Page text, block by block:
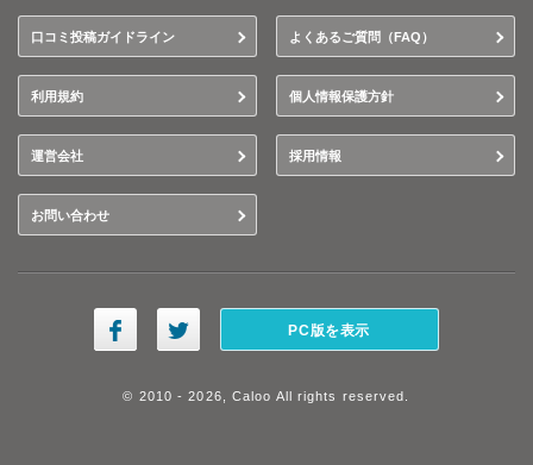
口コミ投稿ガイドライン よくあるご質問（FAQ）
利用規約 個人情報保護方針
運営会社 採用情報
お問い合わせ
PC版を表示
© 2010 - 2026, Caloo All rights reserved.